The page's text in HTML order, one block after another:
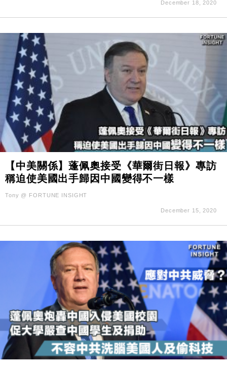
December 18, 2020
【中美關係】蓬佩奧接受《華爾街日報》專訪
稱迫使美國出手歸因中國變得不一樣
Tony @ FORTUNE INSIGHT
December 15, 2020